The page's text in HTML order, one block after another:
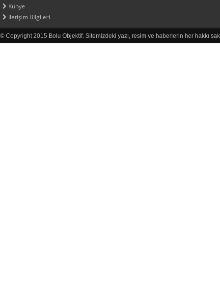
Künye
İletişim Bilgileri
© Copyright 2015 Bolu Objektif. Sitemizdeki yazı, resim ve haberlerin her hakkı